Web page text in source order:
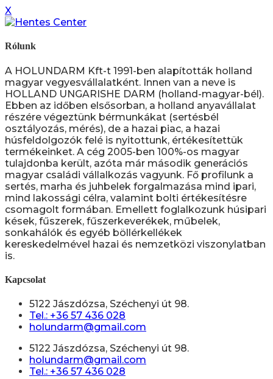
X
Rólunk
A HOLUNDARM Kft-t 1991-ben alapították holland
magyar vegyesvállalatként. Innen van a neve is
HOLLAND UNGARISHE DARM (holland-magyar-bél).
Ebben az időben elsősorban, a holland anyavállalat
részére végeztünk bérmunkákat (sertésbél
osztályozás, mérés), de a hazai piac, a hazai
húsfeldolgozók felé is nyitottunk, értékesítettük
termékeinket. A cég 2005-ben 100%-os magyar
tulajdonba került, azóta már második generációs
magyar családi vállalkozás vagyunk. Fő profilunk a
sertés, marha és juhbelek forgalmazása mind ipari,
mind lakossági célra, valamint bolti értékesítésre
csomagolt formában. Emellett foglalkozunk húsipari
kések, fűszerek, fűszerkeverékek, műbelek,
sonkahálók és egyéb böllérkellékek
kereskedelmével hazai és nemzetközi viszonylatban
is.
Kapcsolat
5122 Jászdózsa, Széchenyi út 98.
Tel.: +36 57 436 028
holundarm@gmail.com
5122 Jászdózsa, Széchenyi út 98.
holundarm@gmail.com
Tel.: +36 57 436 028